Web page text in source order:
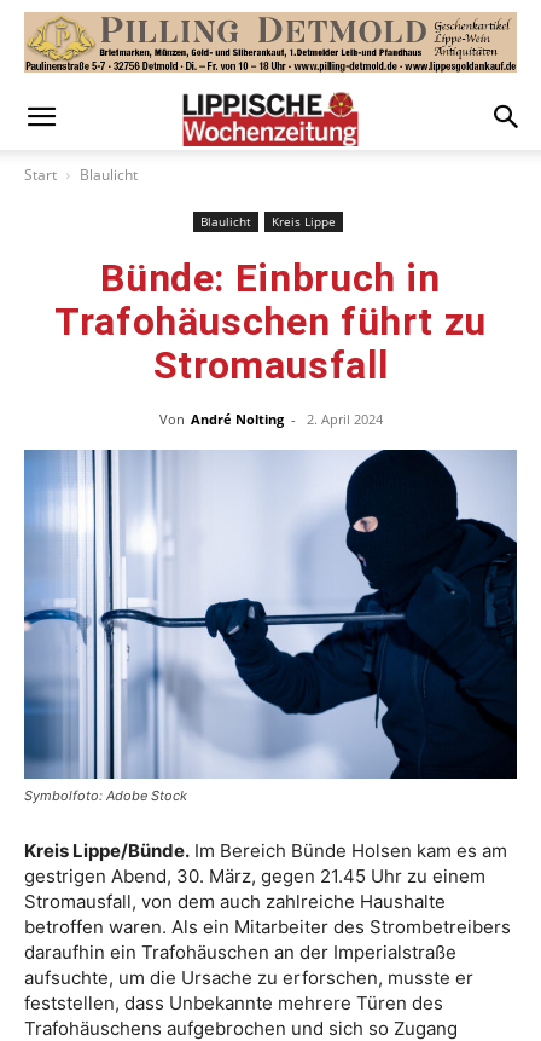
Start Blaulicht
Blaulicht Kreis Lippe
Bünde: Einbruch in
Trafohäuschen führt zu
Stromausfall
Von André Nolting - 2. April 2024
Symbolfoto: Adobe Stock
Kreis Lippe/Bünde. Im Bereich Bünde Holsen kam es am
gestrigen Abend, 30. März, gegen 21.45 Uhr zu einem
Stromausfall, von dem auch zahlreiche Haushalte
betroffen waren. Als ein Mitarbeiter des Strombetreibers
daraufhin ein Trafohäuschen an der Imperialstraße
aufsuchte, um die Ursache zu erforschen, musste er
feststellen, dass Unbekannte mehrere Türen des
Trafohäuschens aufgebrochen und sich so Zugang